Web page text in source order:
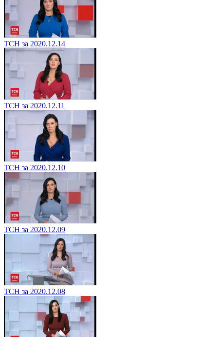
ТСН за 2020.12.14
ТСН за 2020.12.11
ТСН за 2020.12.10
ТСН за 2020.12.09
ТСН за 2020.12.08